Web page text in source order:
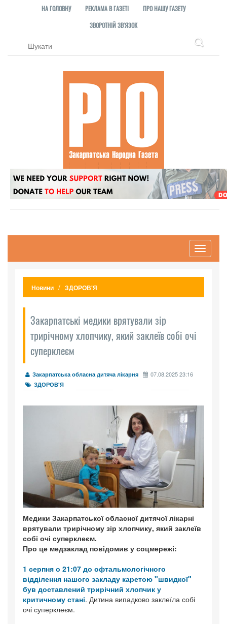
НА ГОЛОВНУ РЕКЛАМА В ГАЗЕТІ
ПРО НАШУ ГАЗЕТУ
ЗВОРОТНІЙ ЗВ'ЯЗОК
Toggle
Новини ЗДОРОВ'Я
Закарпатські медики врятували зір
трирічному хлопчику, який заклеїв собі очі
суперклеєм
Закарпатська обласна дитяча лікарня 07.08.2025 23:16
ЗДОРОВ'Я
Медики Закарпатської обласної дитячої лікарні
врятували трирічному зір хлопчику, який заклеїв
собі очі суперклеєм.
Про це медзаклад повідомив у соцмережі:
1 серпня о 21:07 до офтальмологічного
відділення нашого закладу каретою "швидкої"
був доставлений трирічний хлопчик у
критичному стані. Дитина випадково заклеїла собі
очі суперклеєм.